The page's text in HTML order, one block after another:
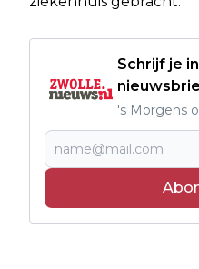
Schrijf je
's Morgens